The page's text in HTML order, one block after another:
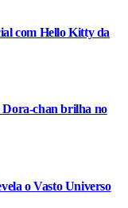
com Hello Kitty da
chan brilha no
o Vasto Universo